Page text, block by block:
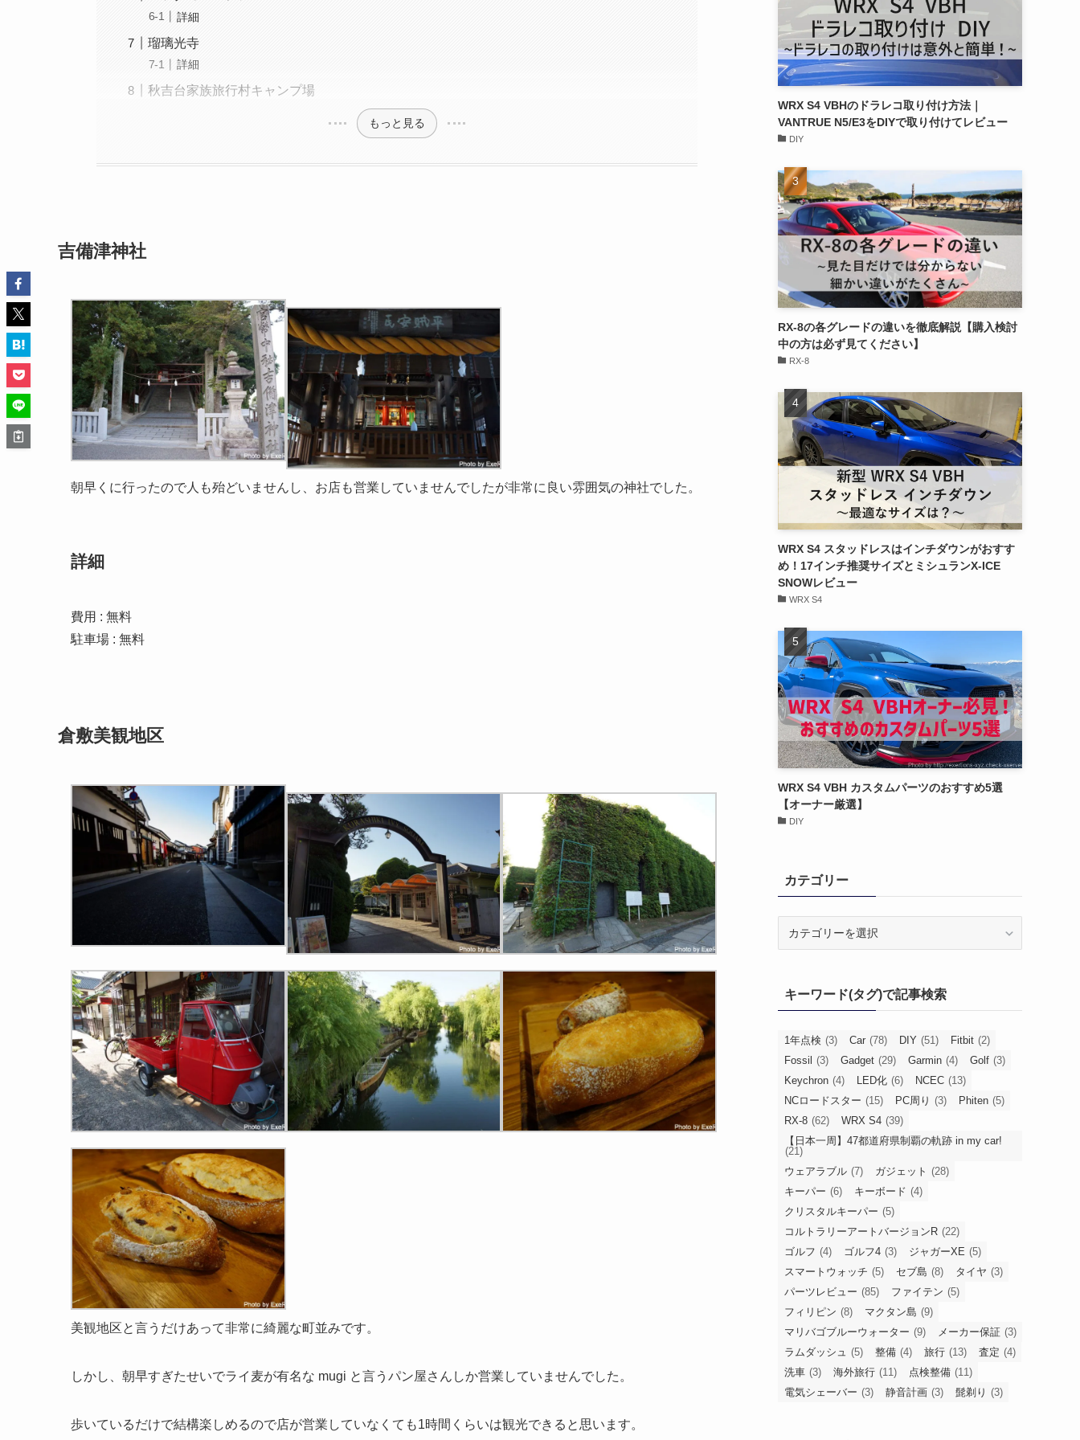
詳細
瑠璃光寺
詳細
秋吉台家族旅行村キャンプ場
もっと見る
吉備津神社
朝早くに行ったので人も殆どいませんし、お店も営業していませんでしたが非常に良い雰囲気の神社でした。
詳細
費用 : 無料
駐車場 : 無料
倉敷美観地区
美観地区と言うだけあって非常に綺麗な町並みです。
しかし、朝早すぎたせいでライ麦が有名な mugi と言うパン屋さんしか営業していませんでした。
歩いているだけで結構楽しめるので店が営業していなくても1時間くらいは観光できると思います。
WRX S4 VBHのドラレコ取り付け方法｜
VANTRUE N5/E3をDIYで取り付けてレビュー
DIY
RX-8の各グレードの違いを徹底解説【購入検討
中の方は必ず見てください】
RX-8
WRX S4 スタッドレスはインチダウンがおすす
め！17インチ推奨サイズとミシュランX-ICE
SNOWレビュー
WRX S4
WRX S4 VBH カスタムパーツのおすすめ5選
【オーナー厳選】
DIY
カテゴリー
ーキーワード(タグ)で記事検索
1年点検 (3) Car (78) DIY (51) Fitbit (2)
Fossil (3) Gadget (29) Garmin (4) Golf (3)
Keychron (4) LED化 (6) NCEC (13)
NCロードスター (15) PC周り (3) Phiten (5)
RX-8 (62) WRX S4 (39)
【日本一周】47都道府県制覇の軌跡 in my car!
(21)
ウェアラブル (7) ガジェット (28)
キーパー (6) キーボード (4)
クリスタルキーパー (5)
コルトラリーアートバージョンR (22)
ゴルフ (4) ゴルフ4 (3) ジャガーXE (5)
スマートウォッチ (5) セブ島 (8) タイヤ (3)
パーツレビュー (85) ファイテン (5)
フィリピン (8) マクタン島 (9)
マリバゴブルーウォーター (9) メーカー保証 (3)
ラムダッシュ (5) 整備 (4) 旅行 (13) 査定 (4)
洗車 (3) 海外旅行 (11) 点検整備 (11)
電気シェーバー (3) 静音計画 (3) 髭剃り (3)